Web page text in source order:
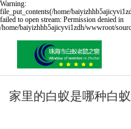
Warning:
file_put_contents(/home/
failed to open stream: Permission denied in
/home/baiyizhhb5ajicyvi1zdh/wwwroot/
家里的白蚁是哪种白